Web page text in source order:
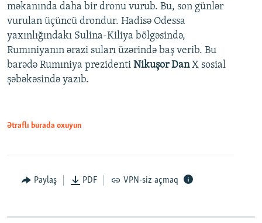
məkanında daha bir dronu vurub. Bu, son günlər
vurulan üçüncü drondur. Hadisə Odessa
yaxınlığındakı Sulina-Kiliya bölgəsində,
Rumıniyanın ərazi suları üzərində baş verib. Bu
barədə Rumıniya prezidenti Nikuşor DanX sosial
şəbəkəsində yazıb.
Ətraflı burada oxuyun
Paylaş PDF VPN-siz açmaq